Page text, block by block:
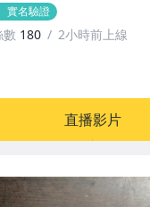
實名驗證
數 180
2小時前上線
直播影片